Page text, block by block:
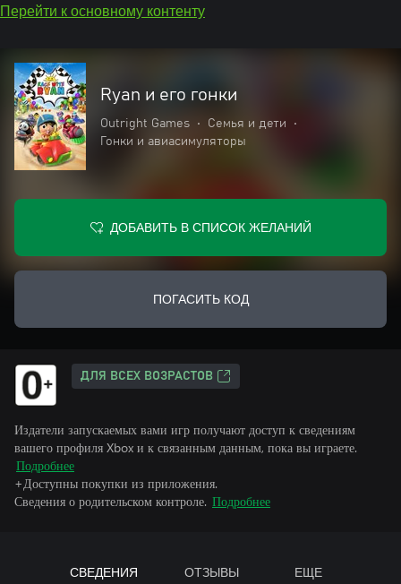
Перейти к основному контенту
Ryan и его гонки
Outright Games • Семья и дети
•
Гонки и авиасимуляторы
ДОБАВИТЬ В СПИСОК ЖЕЛАНИЙ
ПОГАСИТЬ КОД
ДЛЯ ВСЕХ ВОЗРАСТОВ
Издатели запускаемых вами игр получают доступ к сведениям
вашего профиля Xbox и к связанным данным, пока вы играете.
Подробнее
+Доступны покупки из приложения.
Сведения о родительском контроле. Подробнее
СВЕДЕНИЯ ОТЗЫВЫ ЕЩЕ